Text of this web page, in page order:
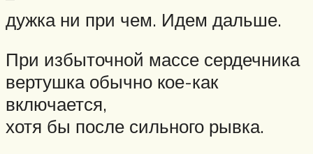
дужка ни при чем. Идем дальше.
При избыточной массе сердечника
вертушка обычно кое-как
включается,
хотя бы после сильного рывка.